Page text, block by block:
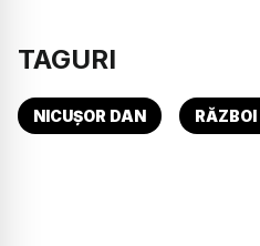
TAGURI
NICUȘOR DAN